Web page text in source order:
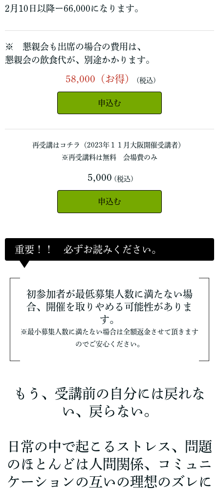
2月10日以降ー66,000になります。
※ 懇親会も出席の場合の費用は、
懇親会の飲食代が、別途かかります。
58,000（お得） (税込)
申込む
再受講はコチラ（2023年１１月大阪開催受講者）
※再受講料は無料 会場費のみ
5,000 (税込)
申込む
重要！！ 必ずお読みください。
初参加者が最低募集人数に満たない場
合、開催を取りやめる可能性がありま
す。
※最小募集人数に満たない場合は全額返金させて頂きます
のでご安心ください。
もう、受講前の自分には戻れな
い、戻らない。
日常の中で起こるストレス、問題
のほとんどは人間関係、コミュニ
ケーションの互いの理想のズレに